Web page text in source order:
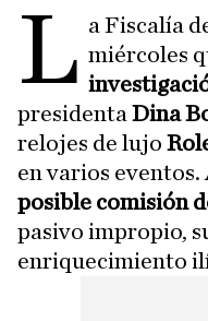
L a Fiscalía
miércoles
presidenta Dina
relojes de lujo
en varios eventos.
posible comisión
pasivo impropio,
enriquecimiento